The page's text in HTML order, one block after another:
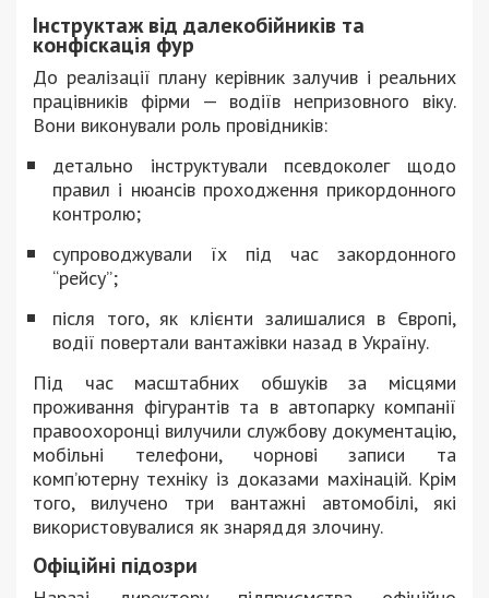
Інструктаж від далекобійників та
конфіскація фур
До реалізації плану керівник залучив і реальних
працівників фірми — водіїв непризовного віку.
Вони виконували роль провідників:
детально інструктували псевдоколег щодо
правил і нюансів проходження прикордонного
контролю;
супроводжували їх під час закордонного
“рейсу”;
після того, як клієнти залишалися в Європі,
водії повертали вантажівки назад в Україну.
Під час масштабних обшуків за місцями
проживання фігурантів та в автопарку компанії
правоохоронці вилучили службову документацію,
мобільні телефони, чорнові записи та
комп’ютерну техніку із доказами махінацій. Крім
того, вилучено три вантажні автомобілі, які
використовувалися як знаряддя злочину.
Офіційні підозри